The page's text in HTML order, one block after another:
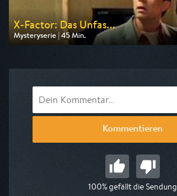
X-Factor: Das Unfas...
Mysteryserie | 45 Min.
Ausgestrahlt von RTLZWEI
Kommentieren
100% gefällt die Sendung